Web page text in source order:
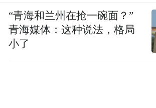
“青海和兰州在抢一碗面？”
青海媒体：这种说法，格局
小了